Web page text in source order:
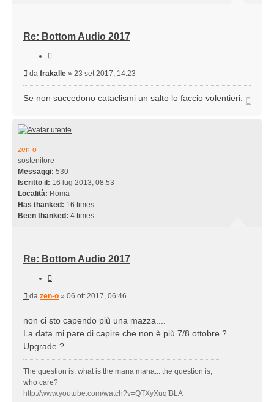
Re: Bottom Audio 2017
Messaggio
da frakalle » 23 set 2017, 14:23
Se non succedono cataclismi un salto lo faccio volentieri.
zen-o
sostenitore
Messaggi: 530
Iscritto il: 16 lug 2013, 08:53
Località: Roma
Has thanked: 16 times
Been thanked: 4 times
Re: Bottom Audio 2017
Messaggio
da zen-o » 06 ott 2017, 06:46
non ci sto capendo più una mazza....
La data mi pare di capire che non è più 7/8 ottobre ?
Upgrade ?
The question is: what is the mana mana... the question is,
who care?
http://www.youtube.com/watch?v=QTXyXuqfBLA